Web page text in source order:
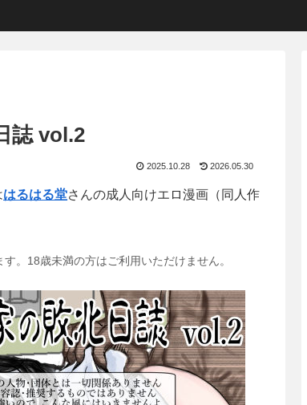
誌 vol.2
2025.10.28 2026.05.30
はるはる堂さんの成人向けエロ漫画（同人作
。18歳未満の方はご利用いただけません。